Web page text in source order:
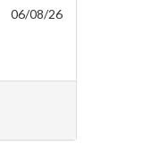
06/08/26